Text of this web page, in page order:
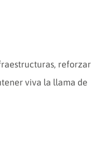
reforzar
viva la llama de